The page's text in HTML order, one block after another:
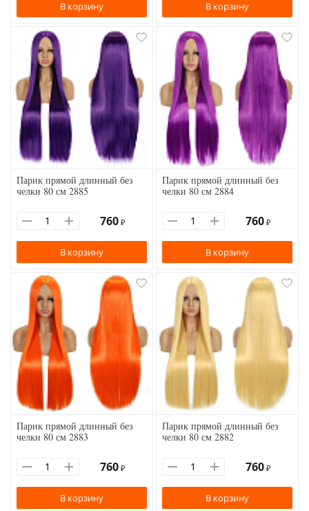
В корзину В корзину
Парик прямой длинный без
челки 80 см 2885
760 ₽
В корзину
Парик прямой длинный без
челки 80 см 2884
760 ₽
В корзину
Парик прямой длинный без
челки 80 см 2883
760 ₽
В корзину
Парик прямой длинный без
челки 80 см 2882
760 ₽
В корзину